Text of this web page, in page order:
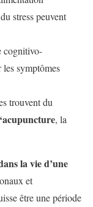
stress peuvent
cognitivo-
symptômes
trouvent du
‘acupuncture, la
la vie d’une
et
être une période